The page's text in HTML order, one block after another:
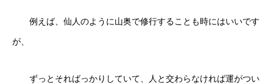
例えば、仙人のように山奥で修行することも時にはいいです
が、
ずっとそればっかりしていて、人と交わらなければ運がつい